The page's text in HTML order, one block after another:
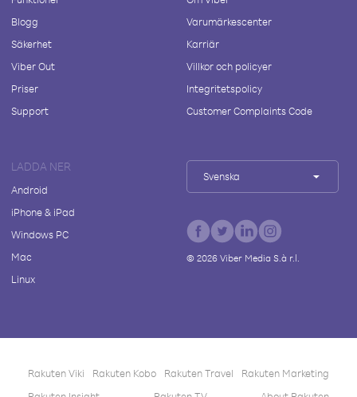
Blogg
Säkerhet
Viber Out
Priser
Support
Varumärkescenter
Karriär
Villkor och policyer
Integritetspolicy
Customer Complaints Code
LADDA NER
Android
iPhone & iPad
Windows PC
Mac
Linux
Svenska
© 2026Viber Media S.à r.l.
Rakuten Viki Rakuten Kobo Rakuten Travel
Rakuten Marketing